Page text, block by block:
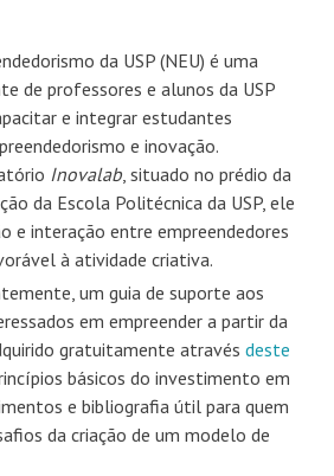
da USP (NEU) é uma
de professores e alunos da USP
e integrar estudantes
e inovação.
Inovalab, situado no prédio da
da Escola Politécnica da USP, ele
e interação entre empreendedores
à atividade criativa.
um guia de suporte aos
em empreender a partir da
gratuitamente através deste
básicos do investimento em
e bibliografia útil para quem
da criação de um modelo de